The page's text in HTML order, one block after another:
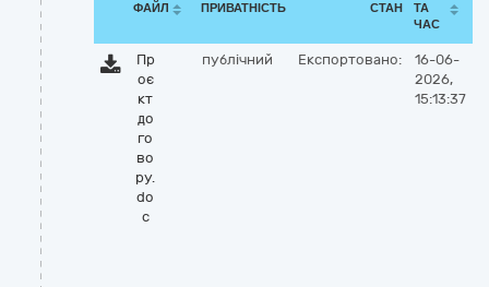
ФАЙЛ ПРИВАТНІСТЬ СТАН
ТА
ЧАС
Пр
оє
кт
до
го
во
ру.
do
c
публічний Експортовано:
16-06-
2026,
15:13:37